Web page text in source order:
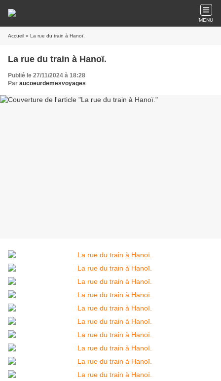
MENU
Accueil » La rue du train à Hanoï.
La rue du train à Hanoï.
Publié le 27/11/2024 à 18:28
Par aucoeurdemesvoyages